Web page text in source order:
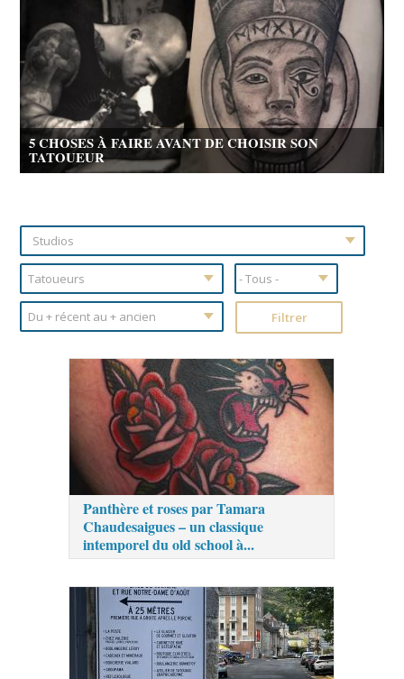
5 CHOSES À FAIRE AVANT DE CHOISIR SON
TATOUEUR
Panthère et roses par Tamara
Chaudesaigues – un classique
intemporel du old school à...